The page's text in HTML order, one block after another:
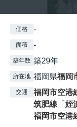
価格 -
面積 -
築年数 築29年
所在地 福岡県福岡
交通 福岡市空港
筑肥線 「 姪
福岡市空港